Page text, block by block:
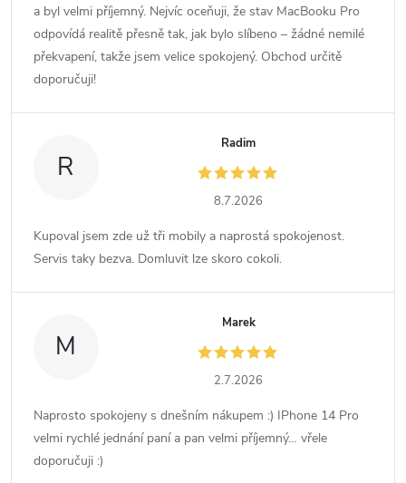
a byl velmi příjemný. Nejvíc oceňuji, že stav MacBooku Pro
odpovídá realitě přesně tak, jak bylo slíbeno – žádné nemilé
překvapení, takže jsem velice spokojený. Obchod určitě
doporučuji!
R
Radim
8.7.2026
Kupoval jsem zde už tři mobily a naprostá spokojenost.
Servis taky bezva. Domluvit lze skoro cokoli.
M
Marek
2.7.2026
Naprosto spokojeny s dnešním nákupem :) IPhone 14 Pro
velmi rychlé jednání paní a pan velmi příjemný… vřele
doporučuji :)